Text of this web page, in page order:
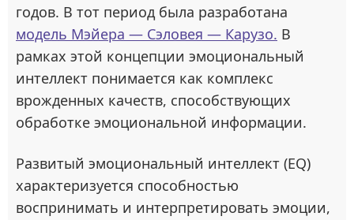
годов. В тот период была разработана
модель Мэйера — Сэловея — Карузо. В
рамках этой концепции эмоциональный
интеллект понимается как комплекс
врожденных качеств, способствующих
обработке эмоциональной информации.
Развитый эмоциональный интеллект (EQ)
характеризуется способностью
воспринимать и интерпретировать эмоции,